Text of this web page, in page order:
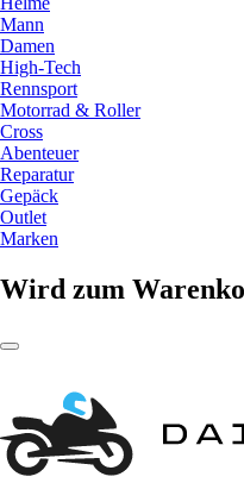
Mann
Damen
High-Tech
Rennsport
Motorrad & Roller
Cross
Abenteuer
Reparatur
Gepäck
Outlet
Marken
Wird zum